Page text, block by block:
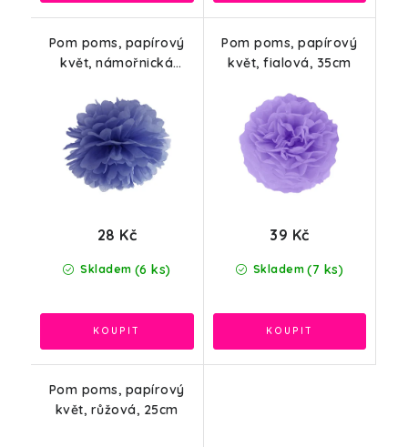
Pom poms, papírový
květ, námořnická
Skladem (6 ks)
28 Kč
Pom poms, papírový
květ, fialová, 35cm
Skladem (7 ks)
39 Kč
Pom poms, papírový
květ, růžová, 25cm